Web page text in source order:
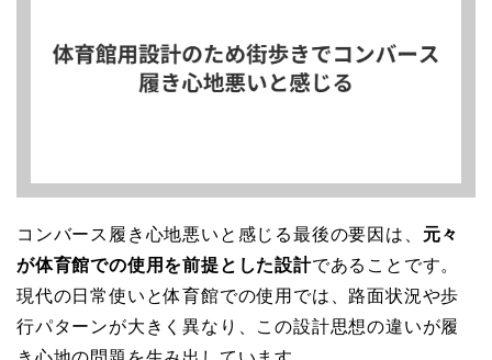
コンバース履き心地悪いと感じる最後の要因は、 元々
が体育館での使用を前提とした設計であることです。
現代の日常使いと体育館での使用では、路面状況や歩
行パターンが大きく異なり、この設計思想の違いが履